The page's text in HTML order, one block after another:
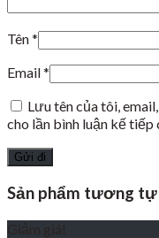
Tên*
Email*
Lưu tên của tôi,
cho lần bình luận kế tiếp
Sản phẩm tương tự